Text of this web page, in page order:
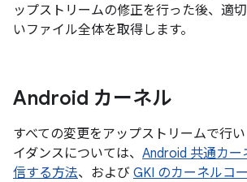
ップストリームの修正を行った後、適
いファイル全体を取得します。
Android カーネル
すべての変更をアップストリームで行
イダンスについては、 Android 共通カー
信する方法、および GKI のカーネルコ